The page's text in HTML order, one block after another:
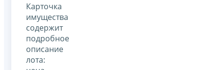
Карточка
имущества
содержит
подробное
описание
лота: